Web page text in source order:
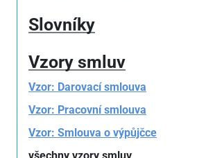
Slovníky
Vzory smluv
Vzor: Darovací smlouva
Vzor: Pracovní smlouva
Vzor: Smlouva o výpůjčce